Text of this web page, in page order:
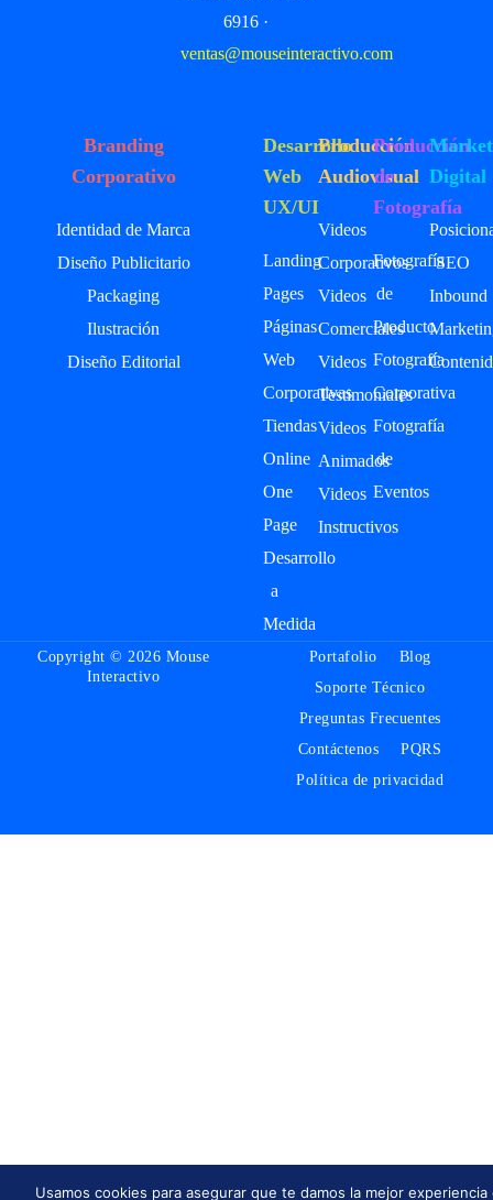
6916 ·
ventas@mouseinteractivo.com
Branding
Corporativo
Identidad de Marca
Diseño Publicitario
Packaging
Ilustración
Diseño Editorial
Desarrollo
Web
UX/UI
Landing
Pages
Páginas
Web
Corporativas
Tiendas
Online
One
Page
Desarrollo
a
Medida
Producción
Audiovisual
Videos
Corporativos
Videos
Comerciales
Videos
Testimoniales
Videos
Animados
Videos
Instructivos
Producción
de
Fotografía
Fotografía
de
Producto
Fotografía
Corporativa
Fotografía
de
Eventos
Digital
SEO
Inbound
Copyright © 2026 Mouse
Interactivo
Portafolio
Blog
Soporte Técnico
Preguntas Frecuentes
Contáctenos
PQRS
Política de privacidad
Usamos cookies para asegurar que te damos la mejor experiencia